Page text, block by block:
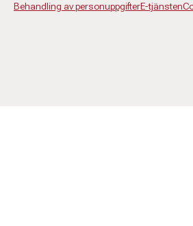
Behandling av personuppgifterE-tjänsten